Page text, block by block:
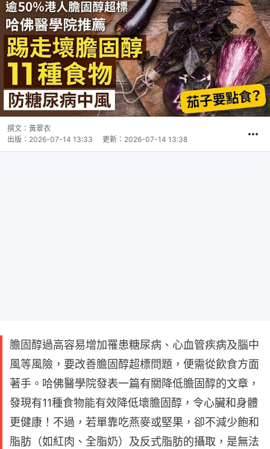
撰文： 黃翠衣
出版： 2026-07-14 13:33 更新： 2026-07-14 13:38
膽固醇過高容易增加罹患糖尿病、心血管疾病及腦中
風等風險，要改善膽固醇超標問題，便需從飲食方面
著手。哈佛醫學院發表一篇有關降低膽固醇的文章，
發現有11種食物能有效降低壞膽固醇，令心臟和身體
更健康！不過，若單靠吃燕麥或堅果，卻不減少飽和
脂肪（如紅肉、全脂奶）及反式脂肪的攝取，是無法